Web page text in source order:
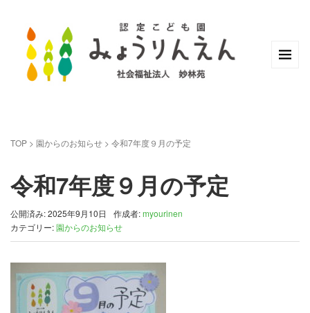
TOP > 園からのお知らせ > 令和7年度９月の予定
令和7年度９月の予定
公開済み: 2025年9月10日 作成者:myourinen
カテゴリー:園からのお知らせ